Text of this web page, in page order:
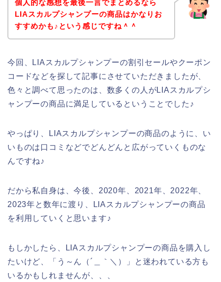
個人的な感想を最後一言でまとめるなら
LIAスカルプシャンプーの商品はかなりお
すすめかも♪という感じですね＾＾
今回、LIAスカルプシャンプーの割引セールやクーポン
コードなどを探して記事にさせていただきましたが、
色々と調べて思ったのは、数多くの人がLIAスカルプシ
ャンプーの商品に満足しているということでした♪
やっぱり、LIAスカルプシャンプーの商品のように、い
いものは口コミなどでどんどんと広がっていくものな
んですね♪
だから私自身は、今後、2020年、2021年、2022年、
2023年と数年に渡り、LIAスカルプシャンプーの商品
を利用していくと思います♪
もしかしたら、LIAスカルプシャンプーの商品を購入し
たいけど、「う～ん（´＿｀＼）」と迷われている方も
いるかもしれませんが、、、